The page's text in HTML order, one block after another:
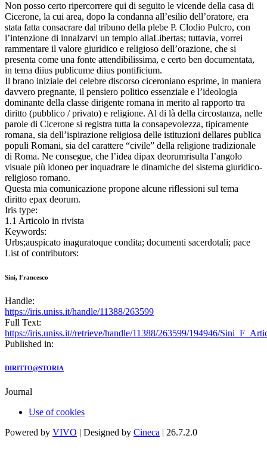
Non posso certo ripercorrere qui di seguito le vicende della casa di
Cicerone, la cui area, dopo la condanna all’esilio dell’oratore, era
stata fatta consacrare dal tribuno della plebe P. Clodio Pulcro, con
l’intenzione di innalzarvi un tempio allaLibertas; tuttavia, vorrei
rammentare il valore giuridico e religioso dell’orazione, che si
presenta come una fonte attendibilissima, e certo ben documentata,
in tema diius publicume diius pontificium.
Il brano iniziale del celebre discorso ciceroniano esprime, in maniera
davvero pregnante, il pensiero politico essenziale e l’ideologia
dominante della classe dirigente romana in merito al rapporto tra
diritto (pubblico / privato) e religione. Al di là della circostanza, nelle
parole di Cicerone si registra tutta la consapevolezza, tipicamente
romana, sia dell’ispirazione religiosa delle istituzioni dellares publica
populi Romani, sia del carattere “civile” della religione tradizionale
di Roma. Ne consegue, che l’idea dipax deorumrisulta l’angolo
visuale più idoneo per inquadrare le dinamiche del sistema giuridico-
religioso romano.
Questa mia comunicazione propone alcune riflessioni sul tema
diritto epax deorum.
Iris type:
1.1 Articolo in rivista
Keywords:
Urbs;auspicato inaguratoque condita; documenti sacerdotali; pace
List of contributors:
Sini, Francesco
Handle:
https://iris.uniss.it/handle/11388/263599
Full Text:
https://iris.uniss.it//retrieve/handle/11388/263599/194946/
Published in:
DIRITTO@STORIA
Journal
Use of cookies
Powered by VIVO | Designed by Cineca | 26.7.2.0